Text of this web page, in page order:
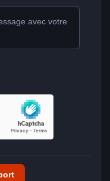
avec votre